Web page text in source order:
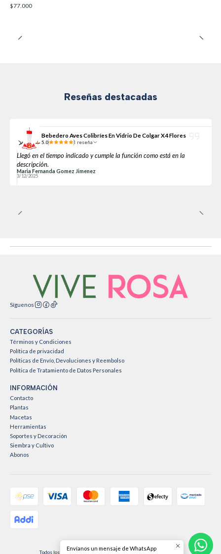
$77.000
Reseñas destacadas
Bebedero Aves Colibríes En Vidrio De Colgar X4 Flores
5.0 1 reseña
Llegó en el tiempo indicado y cumple la función como está en la
descripción.
Maria Fernanda Gomez Jimenez
3/12/2025
Síguenos
CATEGORÍAS
Términos y Condiciones
Política de privacidad
Políticas de Envío, Devoluciones y Reembolso
Política de Tratamiento de Datos Personales
INFORMACIÓN
Contacto
Plantas
Macetas
Herramientas
Soportes y Decoración
Siembra y Cultivo
Abonos
Todos los derechos reservados.Desarrollado por Jumpseller
Envíanos un mensaje de WhatsApp